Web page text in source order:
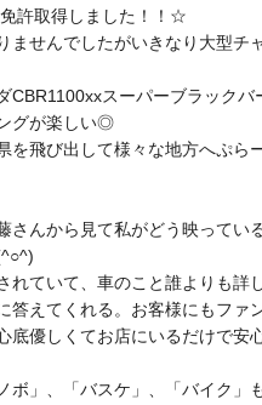
許取得しました！！☆
ませんでしたがいきなり大型チ
CBR1100xxスーパーブラックバ
グが楽しい◎
を飛び出して様々な地方へぷら
さんから見て私がどう映ってい
れていて、車のこと誰よりも詳
答えてくれる。お客様にもファ
底優しくてお店にいるだけで安
ボ」、「バスケ」、「バイク」